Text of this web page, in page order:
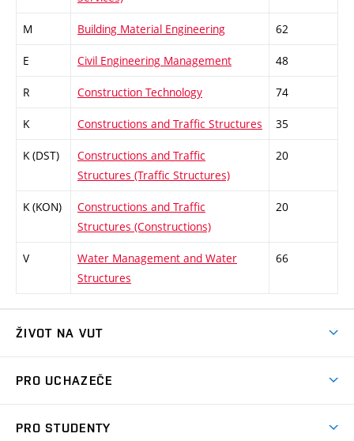
M Building Material Engineering 62
E Civil Engineering Management 48
R Construction Technology 74
K Constructions and Traffic Structures 35
K (DST)
Constructions and Traffic
Structures (Traffic Structures)
20
K (KON)
Constructions and Traffic
Structures (Constructions)
20
V
Water Management and Water
Structures
66
ŽIVOT NA VUT
Koleje
PRO UCHAZEČE
PRO STUDENTY